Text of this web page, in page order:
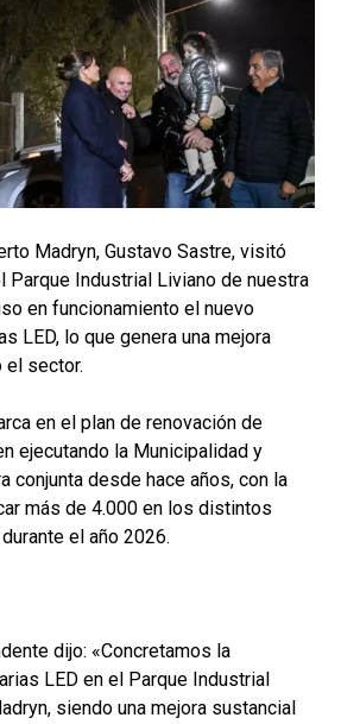
Madryn, Gustavo Sastre, visitó
Parque Industrial Liviano de nuestra
en funcionamiento el nuevo
LED, lo que genera una mejora
el sector.
en el plan de renovación de
ejecutando la Municipalidad y
conjunta desde hace años, con la
más de 4.000 en los distintos
el año 2026.
dijo: «Concretamos la
LED en el Parque Industrial
siendo una mejora sustancial